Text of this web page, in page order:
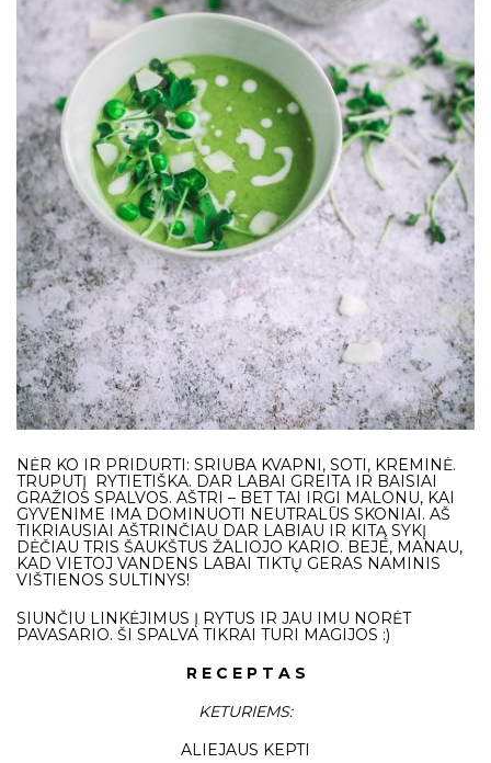
NĖR KO IR PRIDURTI: SRIUBA KVAPNI, SOTI, KREMINĖ.
TRUPUTĮ RYTIETIŠKA. DAR LABAI GREITA IR BAISIAI
GRAŽIOS SPALVOS. AŠTRI – BET TAI IRGI MALONU, KAI
GYVENIME IMA DOMINUOTI NEUTRALŪS SKONIAI. AŠ
TIKRIAUSIAI AŠTRINČIAU DAR LABIAU IR KITĄ SYKĮ
DĖČIAU TRIS ŠAUKŠTUS ŽALIOJO KARIO. BEJE, MANAU,
KAD VIETOJ VANDENS LABAI TIKTŲ GERAS NAMINIS
VIŠTIENOS SULTINYS!
SIUNČIU LINKĖJIMUS Į RYTUS IR JAU IMU NORĖT
PAVASARIO. ŠI SPALVA TIKRAI TURI MAGIJOS :)
R E C E P T A S
KETURIEMS:
ALIEJAUS KEPTI